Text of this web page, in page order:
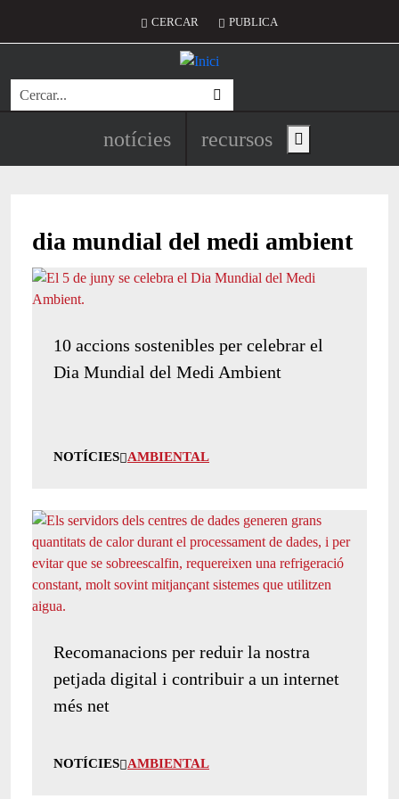
Menú del compte d'usuari
CERCAR PUBLICA
Cerca
Navegació principal de
notícies recursos Show main menu
dia mundial del medi ambient
10 accions sostenibles per celebrar el
Dia Mundial del Medi Ambient
NOTÍCIES AMBIENTAL
Recomanacions per reduir la nostra
petjada digital i contribuir a un internet
més net
NOTÍCIES AMBIENTAL